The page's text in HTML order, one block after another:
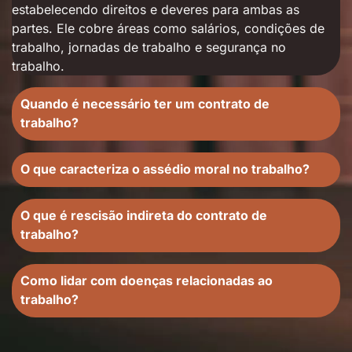
estabelecendo direitos e deveres para ambas as
partes. Ele cobre áreas como salários, condições de
trabalho, jornadas de trabalho e segurança no
trabalho.
Quando é necessário ter um contrato de
trabalho?
O que caracteriza o assédio moral no trabalho?
O que é rescisão indireta do contrato de
trabalho?
Como lidar com doenças relacionadas ao
trabalho?